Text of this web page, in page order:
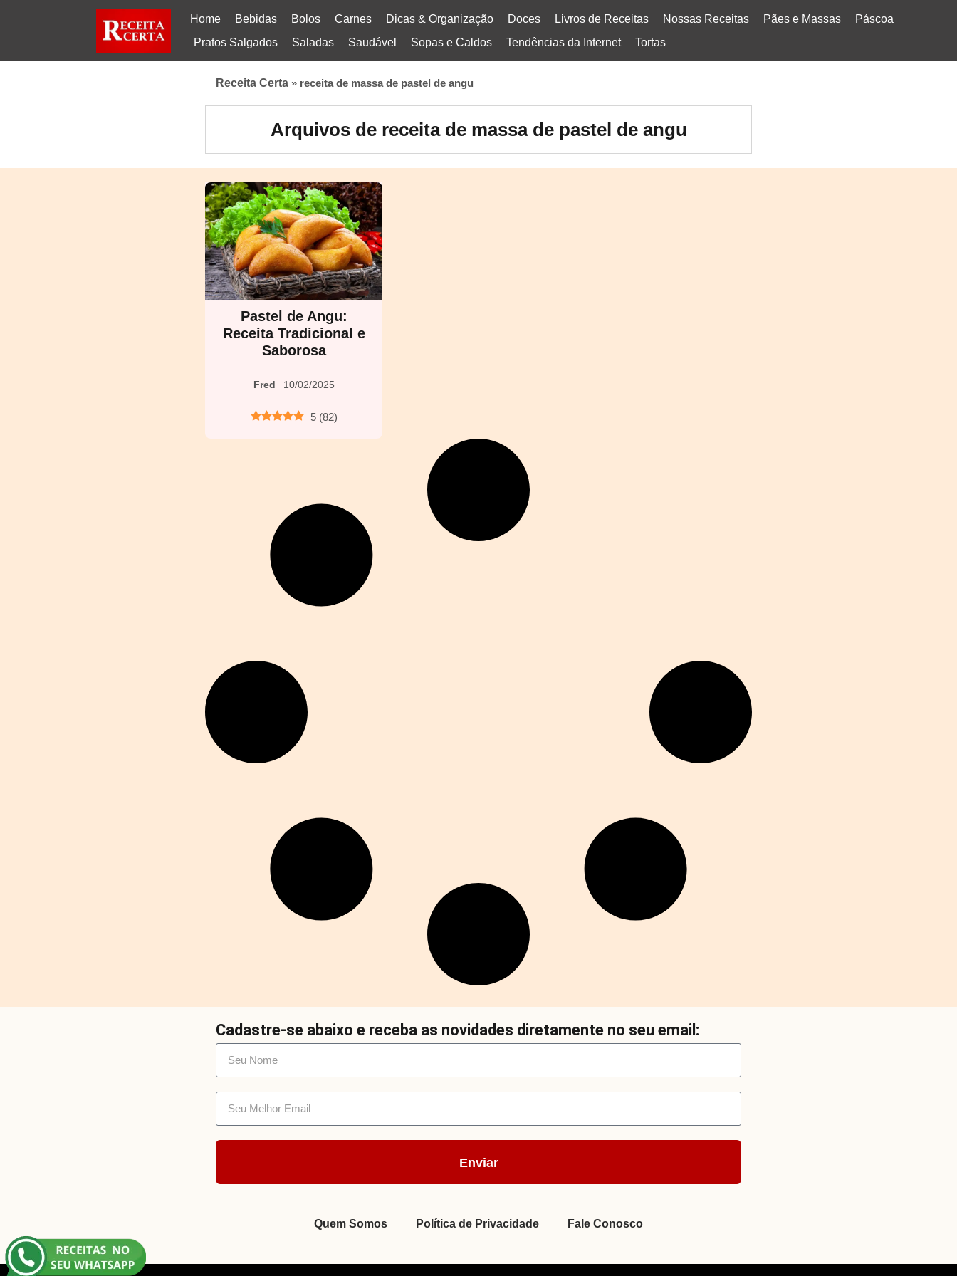
Home Bebidas Bolos Carnes Dicas & Organização Doces Livros de Receitas Nossas Receitas Pães e Massas
Páscoa
Pratos Salgados
Saladas Saudável Sopas e Caldos Tendências da Internet Tortas
Receita Certa » receita de massa de pastel de angu
Arquivos de receita de massa de pastel de angu
Pastel de Angu:
Receita Tradicional e
Saborosa
Fred 10/02/2025
5 (82)
Cadastre-se abaixo e receba as novidades diretamente no seu email:
Enviar
Quem Somos Política de Privacidade Fale Conosco